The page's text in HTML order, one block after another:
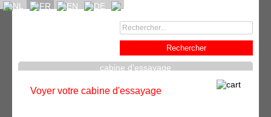
cabine d'essayage
Voyer votre cabine d'essayage